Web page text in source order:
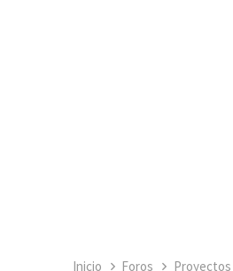
Inicio Foros Proyectos